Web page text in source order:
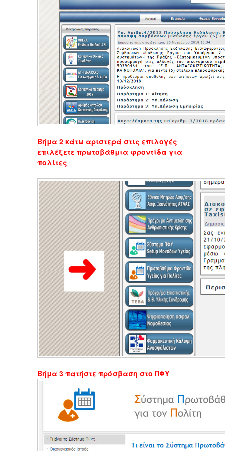
Βήμα 2 κάτω αριστερά στις επιλογές
επιλέξετε πρωτοβάθμια φροντίδα για
πολίτες
Βήμα 3 πατήστε πρόσβαση στο ΠΦΥ